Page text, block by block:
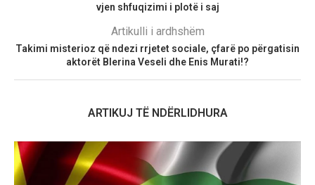
vjen shfuqizimi i plotë i saj
Artikulli i ardhshëm
Takimi misterioz që ndezi rrjetet sociale, çfarë po përgatisin
aktorët Blerina Veseli dhe Enis Murati!?
ARTIKUJ TË NDËRLIDHURA